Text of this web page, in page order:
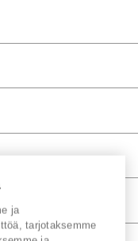
ja
tarjotaksemme